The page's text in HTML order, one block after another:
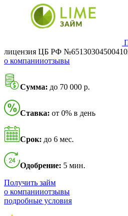
лицензия ЦБ РФ
о компанииотзывы
Сумма: до 70 000 р.
Ставка: от 0% в день
Срок: до 6 мес.
Одобрение: 5 мин.
Получить займ
о компанииотзывы
подробные условия